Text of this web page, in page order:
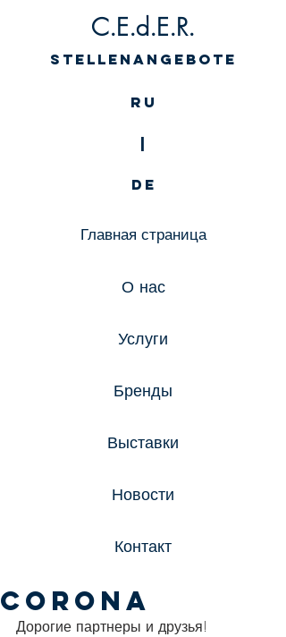
C.E.d.E.R.
Stellenangebote
RU
DE
Главная страница
О нас
Услуги
Бренды
Выставки
Новости
Контакт
CORONA
Дорогие партнеры и друзья!